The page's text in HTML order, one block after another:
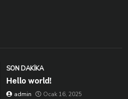
SON DAKIKA
Hello world!
admin Ocak 16, 2025